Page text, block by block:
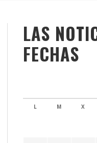
LAS
FECHAS
L M X